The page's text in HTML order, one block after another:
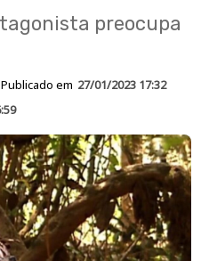
preocupa
Publicado em 27/01/2023 17:32